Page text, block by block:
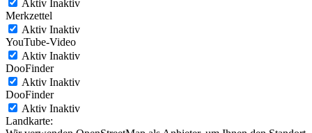
Aktiv Inaktiv
Merkzettel
Aktiv Inaktiv
YouTube-Video
Aktiv Inaktiv
DooFinder
Aktiv Inaktiv
DooFinder
Aktiv Inaktiv
Landkarte: